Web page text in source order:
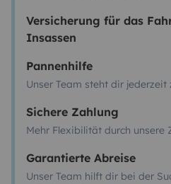
Versicherung für das
Insassen
Pannenhilfe
Unser Team steht dir jederzeit
Sichere Zahlung
Mehr Flexibilität durch unsere
Garantierte Abreise
Unser Team hilft dir bei der